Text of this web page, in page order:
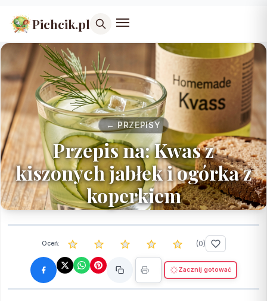
Pichcik.pl
← PRZEPISY
Przepis na: Kwas z
kiszonych jabłek i ogórka z
koperkiem
Oceń: (0)
Zacznij gotować